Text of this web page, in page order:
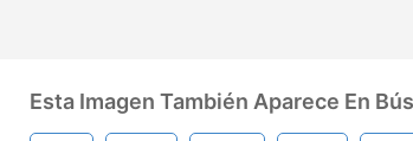
Esta Imagen También Aparece En